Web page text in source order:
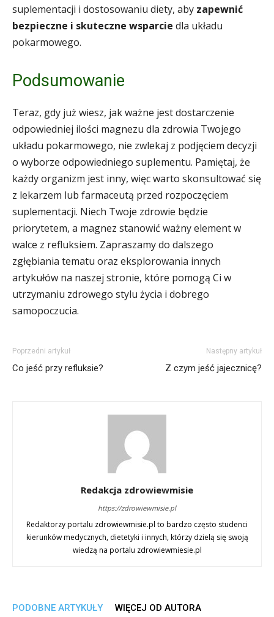
suplementacji i dostosowaniu diety, aby zapewnić
bezpieczne i skuteczne wsparcie dla układu
pokarmowego.
Podsumowanie
Teraz, gdy już wiesz, jak ważne jest dostarczenie
odpowiedniej ilości magnezu dla zdrowia Twojego
układu pokarmowego, nie zwlekaj z podjęciem decyzji
o wyborze odpowiedniego suplementu. Pamiętaj, że
każdy organizm jest inny, więc warto skonsultować się
z lekarzem lub farmaceutą przed rozpoczęciem
suplementacji. Niech Twoje zdrowie będzie
priorytetem, a magnez stanowić ważny element w
walce z refluksiem. Zapraszamy do dalszego
zgłębiania tematu oraz eksplorowania innych
artykułów na naszej stronie, które pomogą Ci w
utrzymaniu zdrowego stylu życia i dobrego
samopoczucia.
Poprzedni artykuł
Co jeść przy refluksie?
Następny artykuł
Z czym jeść jajecznicę?
Redakcja zdrowiewmisie
https://zdrowiewmisie.pl
Redaktorzy portalu zdrowiewmisie.pl to bardzo często studenci
kierunków medycznych, dietetyki i innych, którzy dzielą się swoją
wiedzą na portalu zdrowiewmiesie.pl
PODOBNE ARTYKUŁY WIĘCEJ OD AUTORA